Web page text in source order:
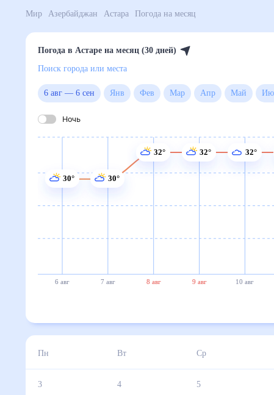
Мир Азербайджан Астара Погода на месяц
Погода в Астаре на месяц (30 дней)
Поиск города или места
6 авг— 6 сен Янв Фев Мар Апр Май
Ночь
6 авг 7 авг 8 авг 9 авг 10 авг
30° 30°
32° 32° 32°
Пн Вт Ср
3 4 5